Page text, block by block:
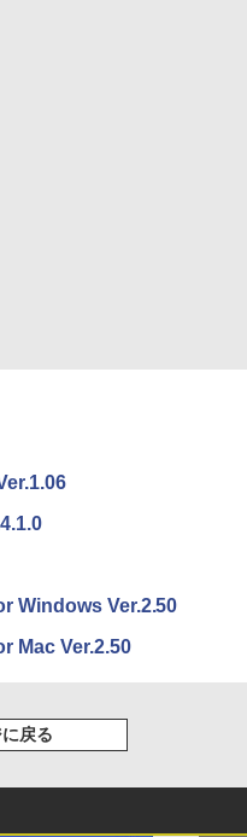
Windows Ver.2.50
Mac Ver.2.50
戻る